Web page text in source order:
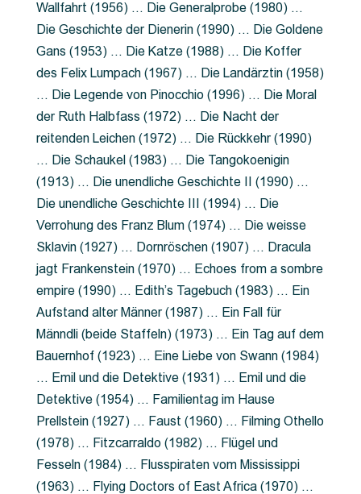
Wallfahrt (1956) … Die Generalprobe (1980) …
Die Geschichte der Dienerin (1990) … Die Goldene
Gans (1953) … Die Katze (1988) … Die Koffer
des Felix Lumpach (1967) … Die Landärztin (1958)
… Die Legende von Pinocchio (1996) … Die Moral
der Ruth Halbfass (1972) … Die Nacht der
reitenden Leichen (1972) … Die Rückkehr (1990)
… Die Schaukel (1983) … Die Tangokoenigin
(1913) … Die unendliche Geschichte II (1990) …
Die unendliche Geschichte III (1994) … Die
Verrohung des Franz Blum (1974) … Die weisse
Sklavin (1927) … Dornröschen (1907) … Dracula
jagt Frankenstein (1970) … Echoes from a sombre
empire (1990) … Edith’s Tagebuch (1983) … Ein
Aufstand alter Männer (1987) … Ein Fall für
Männdli (beide Staffeln) (1973) … Ein Tag auf dem
Bauernhof (1923) … Eine Liebe von Swann (1984)
… Emil und die Detektive (1931) … Emil und die
Detektive (1954) … Familientag im Hause
Prellstein (1927) … Faust (1960) … Filming Othello
(1978) … Fitzcarraldo (1982) … Flügel und
Fesseln (1984) … Flusspiraten vom Mississippi
(1963) … Flying Doctors of East Africa (1970) …